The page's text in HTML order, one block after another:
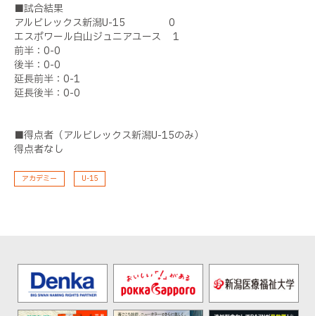
■試合結果
アルビレックス新潟U-15 0
エスポワール白山ジュニアユース 1
前半：0-0
後半：0-0
延長前半：0-1
延長後半：0-0
■得点者（アルビレックス新潟U-15のみ）
得点者なし
アカデミー U-15